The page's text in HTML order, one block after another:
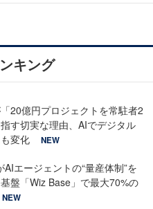
キング
20億円プロジェクトを常駐者2
す切実な理由、AIでデジタル
変化
NEW
エージェントの“量産体制”を
盤「Wiz Base」で最大70%の
NEW